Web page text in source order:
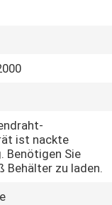
ist nackte
Benötigen Sie
Behälter zu laden.